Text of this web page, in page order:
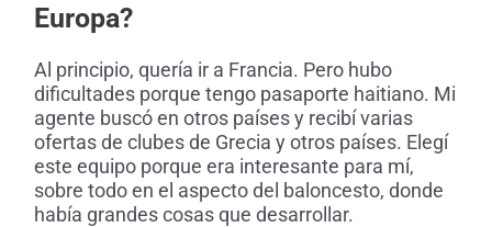
Europa?
Al principio, quería ir a Francia. Pero hubo
dificultades porque tengo pasaporte haitiano. Mi
agente buscó en otros países y recibí varias
ofertas de clubes de Grecia y otros países. Elegí
este equipo porque era interesante para mí,
sobre todo en el aspecto del baloncesto, donde
había grandes cosas que desarrollar.